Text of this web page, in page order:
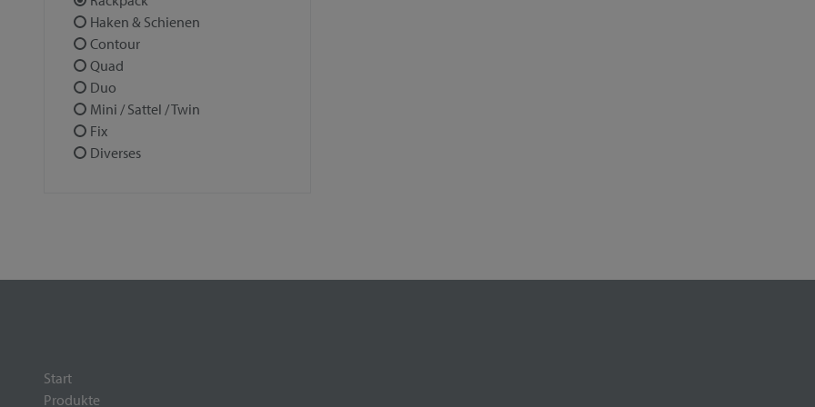
Haken & Schienen
Contour
Quad
Duo
Mini / Sattel / Twin
Fix
Diverses
Start
Produkte